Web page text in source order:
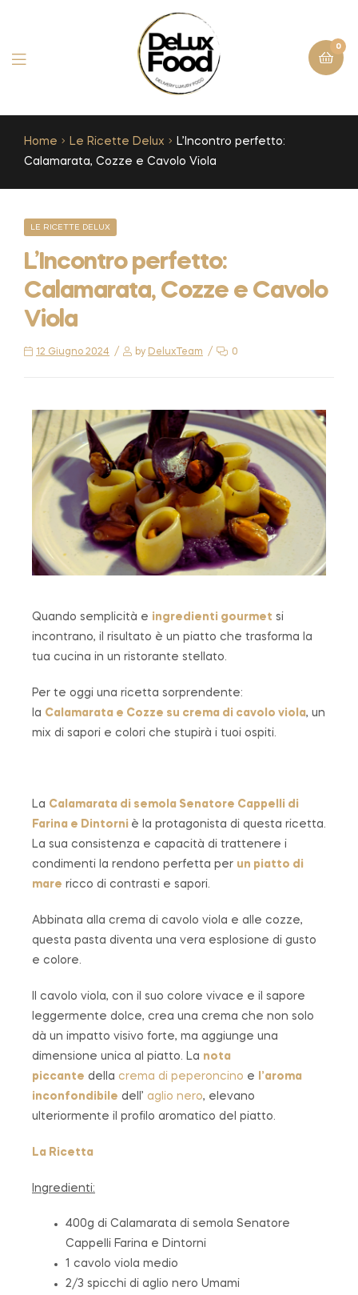
0
Home Le Ricette Delux
L’Incontro perfetto:
Calamarata, Cozze e Cavolo Viola
LE RICETTE DELUX
L’Incontro perfetto:
Calamarata, Cozze e Cavolo
Viola
12 Giugno 2024 by DeluxTeam 0
Quando semplicità e ingredienti gourmet si
incontrano, il risultato è un piatto che trasforma la
tua cucina in un ristorante stellato.
Per te oggi una ricetta sorprendente:
la Calamarata e Cozze su crema di cavolo viola, un
mix di sapori e colori che stupirà i tuoi ospiti.
La Calamarata di semola Senatore Cappelli di
Farina e Dintorni è la protagonista di questa ricetta.
La sua consistenza e capacità di trattenere i
condimenti la rendono perfetta per un piatto di
mare ricco di contrasti e sapori.
Abbinata alla crema di cavolo viola e alle cozze,
questa pasta diventa una vera esplosione di gusto
e colore.
Il cavolo viola, con il suo colore vivace e il sapore
leggermente dolce, crea una crema che non solo
dà un impatto visivo forte, ma aggiunge una
dimensione unica al piatto. La nota
piccante della crema di peperoncino e
l’aroma
inconfondibile dell’ aglio nero, elevano
ulteriormente il profilo aromatico del piatto.
La Ricetta
Ingredienti:
400g di Calamarata di semola Senatore
Cappelli Farina e Dintorni
1 cavolo viola medio
2/3 spicchi di aglio nero Umami